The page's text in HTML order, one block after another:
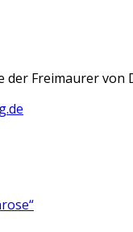
der Freimaurer von